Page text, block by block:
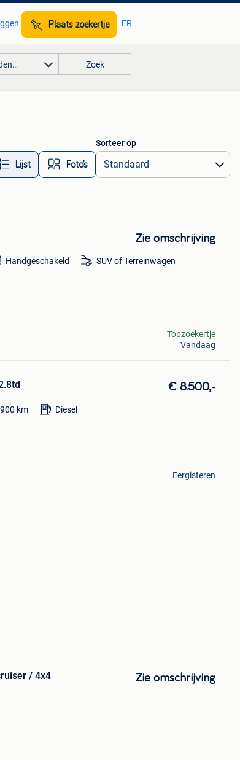
Plaats zoekertje FR
Zoek
Lijst Foto’s
Sorteer op
Zie omschrijving
Handgeschakeld SUV of Terreinwagen
Topzoekertje
Vandaag
€ 8.500,-
km Diesel
Eergisteren
/ 4x4 Zie omschrijving